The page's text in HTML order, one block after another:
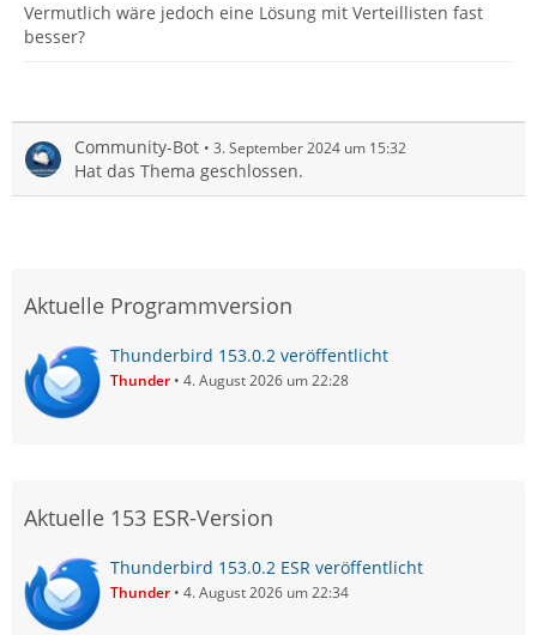
Vermutlich wäre jedoch eine Lösung mit Verteillisten fast
besser?
Community-Bot 3. September 2024 um 15:32
Hat das Thema geschlossen.
Aktuelle Programmversion
Thunderbird 153.0.2 veröffentlicht
Thunder 4. August 2026 um 22:28
Aktuelle 153 ESR-Version
Thunderbird 153.0.2 ESR veröffentlicht
Thunder 4. August 2026 um 22:34